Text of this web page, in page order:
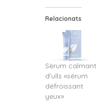
Relacionats
Sèrum calmant
d’ulls «sérum
défroissant
yeux»